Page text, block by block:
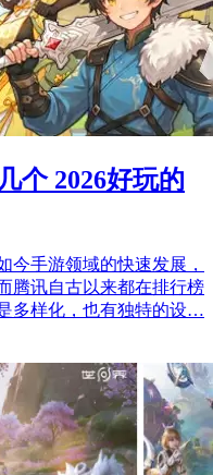
个 2026好玩的
今手游领域的快速发展，
腾讯自古以来都在排行榜
多样化，也有独特的设…